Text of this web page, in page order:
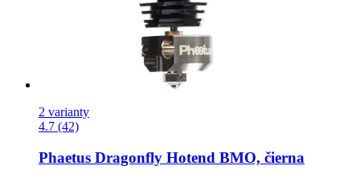
2 varianty
4.7 (42)
Phaetus Dragonfly Hotend BMO, čierna